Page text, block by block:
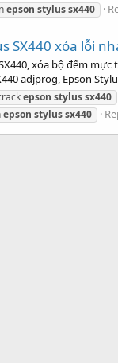
epson stylussx440
SX440 xóa lỗi
xóa bộ đếm
adjprog, Epson
epson stylussx440
epson stylussx440